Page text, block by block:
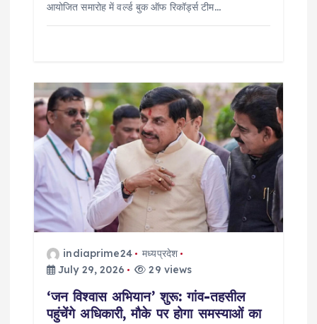
आयोजित समारोह में वर्ल्ड बुक ऑफ रिकॉर्ड्स टीम…
indiaprime24
मध्यप्रदेश
July 29, 2026
29 views
‘जन विश्वास अभियान’ शुरू: गांव-तहसील
पहुंचेंगे अधिकारी, मौके पर होगा समस्याओं का